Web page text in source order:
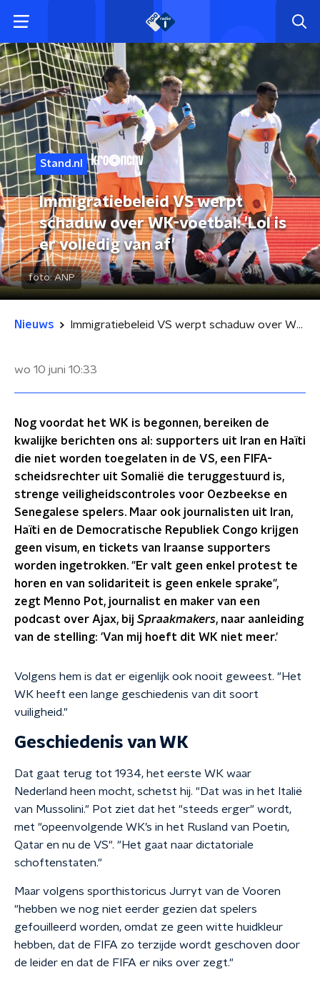
Stand.nl
Immigratiebeleid VS werpt
schaduw over WK-voetbal: 'Lol is
er volledig van af'
foto:ANP
Nieuws Immigratiebeleid VS werpt schaduw over WK-voetbal: 'Lol is er volledig van af'
wo 10 juni 10:33
Nog voordat het WK is begonnen, bereiken de
kwalijke berichten ons al: supporters uit Iran en Haïti
die niet worden toegelaten in de VS, een FIFA-
scheidsrechter uit Somalië die teruggestuurd is,
strenge veiligheidscontroles voor Oezbeekse en
Senegalese spelers. Maar ook journalisten uit Iran,
Haïti en de Democratische Republiek Congo krijgen
geen visum, en tickets van Iraanse supporters
worden ingetrokken. "Er valt geen enkel protest te
horen en van solidariteit is geen enkele sprake",
zegt Menno Pot, journalist en maker van een
podcast over Ajax, bij Spraakmakers, naar aanleiding
van de stelling: 'Van mij hoeft dit WK niet meer.'
Volgens hem is dat er eigenlijk ook nooit geweest. "Het
WK heeft een lange geschiedenis van dit soort
vuiligheid."
Geschiedenis van WK
Dat gaat terug tot 1934, het eerste WK waar
Nederland heen mocht, schetst hij. "Dat was in het Italië
van Mussolini." Pot ziet dat het "steeds erger" wordt,
met "opeenvolgende WK’s in het Rusland van Poetin,
Qatar en nu de VS". "Het gaat naar dictatoriale
schoftenstaten."
Maar volgens sporthistoricus Jurryt van de Vooren
"hebben we nog niet eerder gezien dat spelers
gefouilleerd worden, omdat ze geen witte huidkleur
hebben, dat de FIFA zo terzijde wordt geschoven door
de leider en dat de FIFA er niks over zegt."